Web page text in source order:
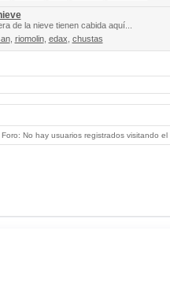
de la nieve tienen cabida aquí...
, riomolin, edax chustas
No hay usuarios registrados visitando